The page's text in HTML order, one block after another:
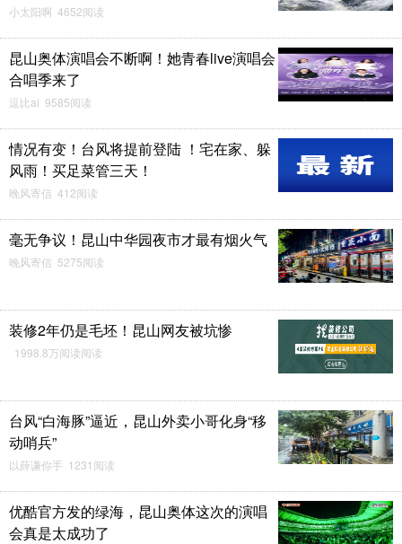
小太阳啊 4652阅读
昆山奥体演唱会不断啊！她青春live演唱会
合唱季来了
逗比ai 9585阅读
情况有变！台风将提前登陆 ！宅在家、躲
风雨！买足菜管三天！
晚风寄信 412阅读
毫无争议！昆山中华园夜市才最有烟火气
晚风寄信 5275阅读
装修2年仍是毛坯！昆山网友被坑惨
1998.8万阅读阅读
台风“白海豚”逼近，昆山外卖小哥化身“移
动哨兵”
以薛谦你手 1231阅读
优酷官方发的绿海，昆山奥体这次的演唱
会真是太成功了